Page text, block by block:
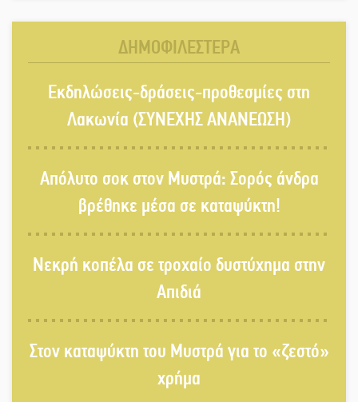
Δ. Σπάρτης;
Αντάμωμα με μουσική, χορό και
παράδοση
ανοιχτά του Γυθείου
Αποστολή εξετελέσθη στην Ταϊβάν:
Στη βάση τους τα παγκόσμια
Σπαρτιατόπουλα
ΔΗΜΟΦΙΛΕΣΤΕΡΑ
Εκδηλώσεις-δράσεις-προθεσμίες στη
Λακωνία (ΣΥΝΕΧΗΣ ΑΝΑΝΕΩΣΗ)
Απόλυτο σοκ στον Μυστρά: Σορός άνδρα
βρέθηκε μέσα σε καταψύκτη!
Νεκρή κοπέλα σε τροχαίο δυστύχημα στην
Απιδιά
Στον καταψύκτη του Μυστρά για το «ζεστό»
χρήμα